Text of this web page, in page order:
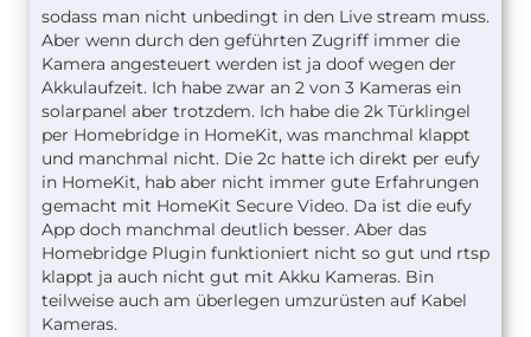
sodass man nicht unbedingt in den Live stream muss.
Aber wenn durch den geführten Zugriff immer die
Kamera angesteuert werden ist ja doof wegen der
Akkulaufzeit. Ich habe zwar an 2 von 3 Kameras ein
solarpanel aber trotzdem. Ich habe die 2k Türklingel
per Homebridge in HomeKit, was manchmal klappt
und manchmal nicht. Die 2c hatte ich direkt per eufy
in HomeKit, hab aber nicht immer gute Erfahrungen
gemacht mit HomeKit Secure Video. Da ist die eufy
App doch manchmal deutlich besser. Aber das
Homebridge Plugin funktioniert nicht so gut und rtsp
klappt ja auch nicht gut mit Akku Kameras. Bin
teilweise auch am überlegen umzurüsten auf Kabel
Kameras.